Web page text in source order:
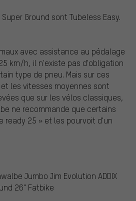
Ground sont Tubeless Easy.
avec assistance au pédalage
km/h, il n'existe pas d'obligation
type de pneu. Mais sur ces
les vitesses moyennes sont
que sur les vélos classiques,
ne recommande que certains
ready 25 » et les pourvoit d'un
Jumbo Jim Evolution ADDIX
26" Fatbike